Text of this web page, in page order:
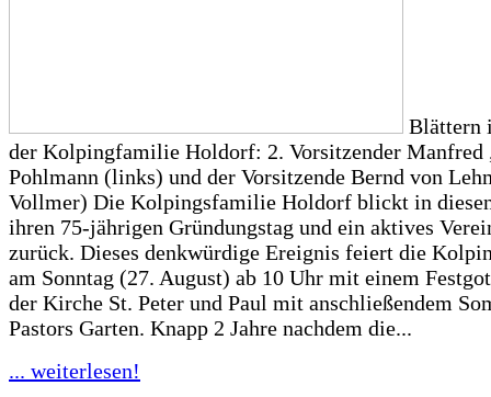
Blättern
der Kolpingfamilie Holdorf: 2. Vorsitzender Manfred
Pohlmann (links) und der Vorsitzende Bernd von
Vollmer) Die Kolpingsfamilie Holdorf blickt in
ihren 75-jährigen Gründungstag und ein aktives
zurück. Dieses denkwürdige Ereignis feiert die
am Sonntag (27. August) ab 10 Uhr mit einem
der Kirche St. Peter und Paul mit anschließendem
Pastors Garten. Knapp 2 Jahre nachdem die...
... weiterlesen!